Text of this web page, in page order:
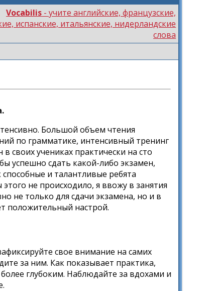
Vocabilis - учите английские, французские,
испанские, итальянские, нидерландские
слова
Большой объем чтения
по грамматике, интенсивный тренинг
своих учениках практически на сто
успешно сдать какой-либо экзамен,
и талантливые ребята
не происходило, я ввожу в занятия
не только для сдачи экзамена, но и в
положительный настрой.
свое внимание на самих
за ним. Как показывает практика,
глубоким. Наблюдайте за вдохами и